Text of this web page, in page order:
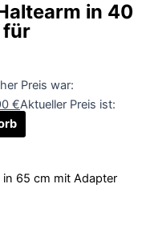
in 40
für
Preis war:
€Aktueller Preis ist: